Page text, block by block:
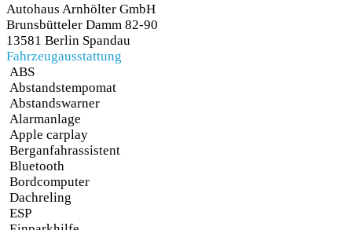
Autohaus Arnhölter GmbH
Brunsbütteler Damm 82-90
13581 Berlin Spandau
Fahrzeugausstattung
ABS
Abstandstempomat
Abstandswarner
Alarmanlage
Apple carplay
Berganfahrassistent
Bluetooth
Bordcomputer
Dachreling
ESP